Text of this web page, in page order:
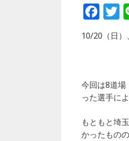
F
a
c
o
o
k
T
w
r
10/20（日）
今回は8道場
った選手に
もともと埼
かったもの